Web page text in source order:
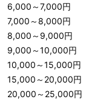
6,000 ～7,000円
7,000 ～8,000円
8,000 ～ 9,000円
9,000 ～10,000円
10,000 ～15,000円
15,000 ～ 20,000円
20,000 ～ 25,000円